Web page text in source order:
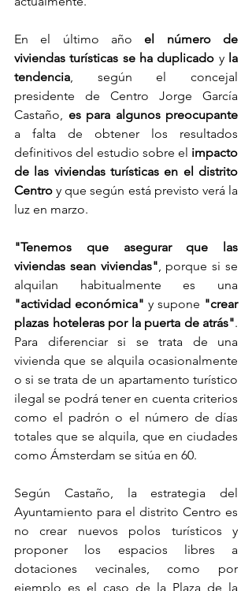
En el último año el número de
viviendas turísticas se ha duplicado y la
tendencia, según el concejal
presidente de Centro Jorge García
Castaño, es para algunos preocupante
a falta de obtener los resultados
definitivos del estudio sobre el impacto
de las viviendas turísticas en el distrito
Centro y que según está previsto verá la
luz en marzo.
"Tenemos que asegurar que las
viviendas sean viviendas", porque si se
"actividad económica" y supone "crear
plazas hoteleras por la puerta de atrás".
Para diferenciar si se trata de una
vivienda que se alquila ocasionalmente
o si se trata de un apartamento turístico
ilegal se podrá tener en cuenta criterios
como el padrón o el número de días
totales que se alquila, que en ciudades
como Ámsterdam se sitúa en 60.
Según Castaño, la estrategia del
Ayuntamiento para el distrito Centro es
no crear nuevos polos turísticos y
proponer los espacios libres a
dotaciones vecinales, como por
ejemplo es el caso de la Plaza de la